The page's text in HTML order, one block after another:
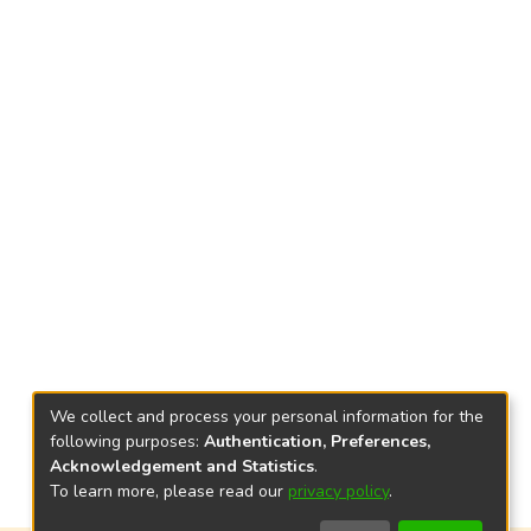
We collect and process your personal information for the
following purposes: Authentication, Preferences,
Acknowledgement and Statistics.
To learn more, please read our privacy policy.